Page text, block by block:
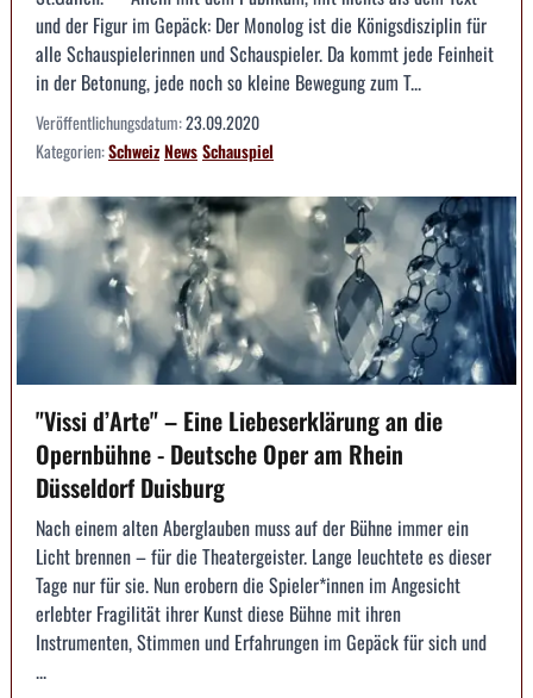
und der Figur im Gepäck: Der Monolog ist die Königsdisziplin für
alle Schauspielerinnen und Schauspieler. Da kommt jede Feinheit
in der Betonung, jede noch so kleine Bewegung zum T...
Veröffentlichungsdatum:23.09.2020
Kategorien:SchweizNewsSchauspiel
"Vissi d’Arte" – Eine Liebeserklärung an die
Opernbühne - Deutsche Oper am Rhein
Düsseldorf Duisburg
Nach einem alten Aberglauben muss auf der Bühne immer ein
Licht brennen – für die Theatergeister. Lange leuchtete es dieser
Tage nur für sie. Nun erobern die Spieler*innen im Angesicht
erlebter Fragilität ihrer Kunst diese Bühne mit ihren
Instrumenten, Stimmen und Erfahrungen im Gepäck für sich und
...